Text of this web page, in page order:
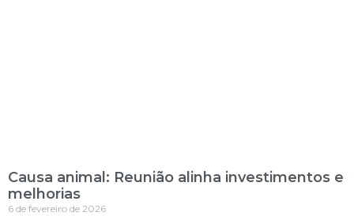
Causa animal: Reunião alinha investimentos e
melhorias
6 de fevereiro de 2026